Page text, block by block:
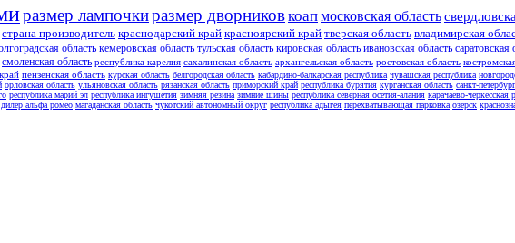
размер лампочкиразмер дворниковкоапмосковская область
страна производитель краснодарский край красноярский край тверская область владимирская
область кемеровская область тульская область кировская область ивановская область саратовская
смоленская область республика карелия сахалинская область архангельская область ростовская область
пензенская область курская область белгородская область кабардино-балкарская республика чувашская республика
орловская область ульяновская область рязанская область приморский край республика бурятия курганская область санкт-петербург
республика марий эл республика ингушетия зимняя резина зимние шины республика северная осетия-алания карачаево-черкесская
альфа ромео магаданская область чукотский автономный округ республика адыгея перехватывающая парковка озёрск